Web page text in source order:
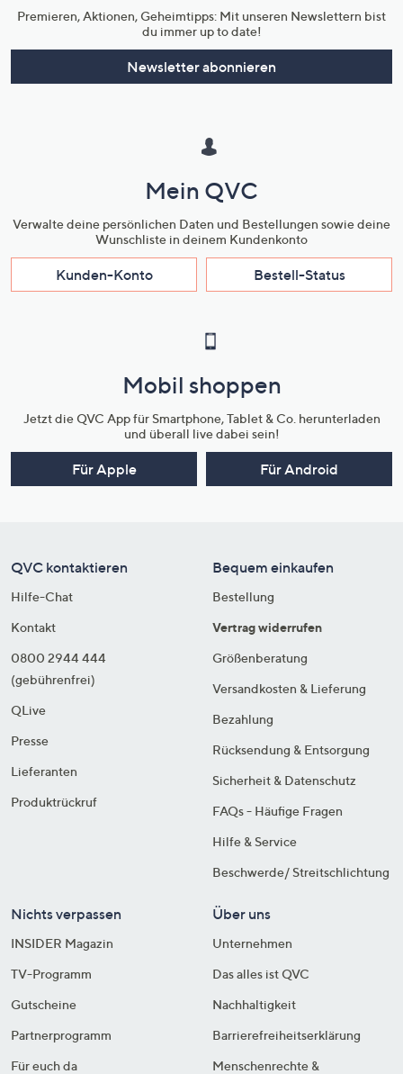
Premieren, Aktionen, Geheimtipps: Mit unseren Newslettern bist
du immer up to date!
Newsletter abonnieren
Mein QVC
Verwalte deine persönlichen Daten und Bestellungen sowie deine
Wunschliste in deinem Kundenkonto
Kunden-Konto Bestell-Status
Mobil shoppen
Jetzt die QVC App für Smartphone, Tablet & Co. herunterladen
und überall live dabei sein!
Für Apple Für Android
QVC kontaktieren
Hilfe-Chat
Kontakt
0800 2944 444
(gebührenfrei)
QLive
Presse
Lieferanten
Produktrückruf
Bequem einkaufen
Bestellung
Vertrag widerrufen
Größenberatung
Versandkosten & Lieferung
Bezahlung
Rücksendung & Entsorgung
Sicherheit & Datenschutz
FAQs - Häufige Fragen
Hilfe & Service
Beschwerde/ Streitschlichtung
Nichts verpassen
INSIDER Magazin
TV-Programm
Gutscheine
Partnerprogramm
Für euch da
Über uns
Unternehmen
Das alles ist QVC
Nachhaltigkeit
Barrierefreiheitserklärung
Menschenrechte &